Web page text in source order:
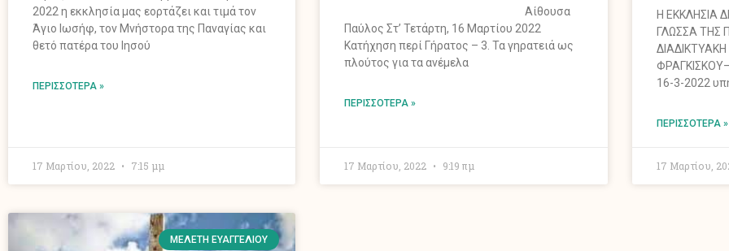
2022 η εκκλησία μας εορτάζει και τιμά τον
Άγιο Ιωσήφ, τον Μνήστορα της Παναγίας και
θετό πατέρα του Ιησού
ΠΕΡΙΣΣΌΤΕΡΑ »
17 Μαρτίου, 2022 7:15 μμ
Αίθουσα
Παύλος Στ’ Τετάρτη, 16 Μαρτίου 2022
Κατήχηση περί Γήρατος – 3. Τα γηρατειά ως
πλούτος για τα ανέμελα
ΠΕΡΙΣΣΌΤΕΡΑ »
17 Μαρτίου, 2022 9:19 πμ
Η ΕΚΚΛΗΣΙΑ
ΓΛΩΣΣΑ ΤΗΣ
16-3-2022
ΠΕΡΙΣΣΌΤΕΡΑ »
17 Μαρτίου,
ΜΕΛΈΤΗ ΕΥΑΓΓΕΛΊΟΥ